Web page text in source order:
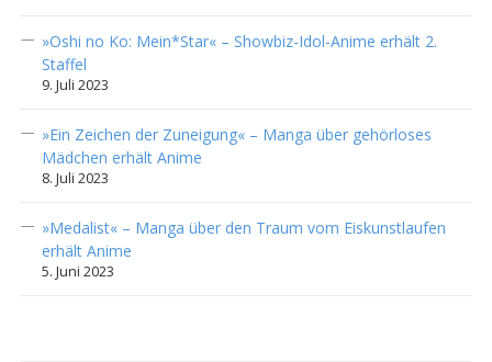
»Oshi no Ko: Mein*Star« – Showbiz-Idol-Anime erhält 2.
Staffel
9. Juli 2023
»Ein Zeichen der Zuneigung« – Manga über gehörloses
Mädchen erhält Anime
8. Juli 2023
»Medalist« – Manga über den Traum vom Eiskunstlaufen
erhält Anime
5. Juni 2023